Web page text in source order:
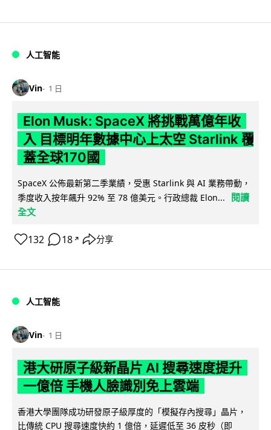
人工智能
Vin 1 日
Elon Musk: SpaceX 將挑戰萬億年收
入 目標明年數據中心上太空 Starlink 覆
蓋全球170國
SpaceX 公佈最新第二季業績，受惠 Starlink 與 AI 業務帶動，
季度收入按年飆升 92% 至 78 億美元。行政總裁 Elon...
閱讀
全文
132 18 ↗ 分享
人工智能
Vin 1 日
港大研原子級新晶片 AI 搜尋速度提升
一億倍 手機人臉識別免上雲端
香港大學團隊成功研發原子級厚度的「模擬存內搜尋」晶片，
比傳統 CPU 搜尋速度快約 1 億倍，延遲低至 36 皮秒（即